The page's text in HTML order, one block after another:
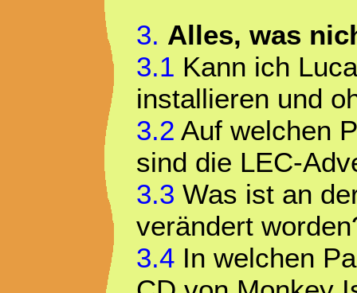
3. Alles, was
3.1 Kann ich
installieren und
3.2 Auf welchen
sind die LEC-
3.3 Was ist an
verändert
3.4 In welchen